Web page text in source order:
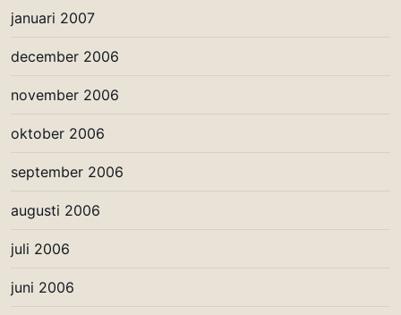
januari 2007
december 2006
november 2006
oktober 2006
september 2006
augusti 2006
juli 2006
juni 2006